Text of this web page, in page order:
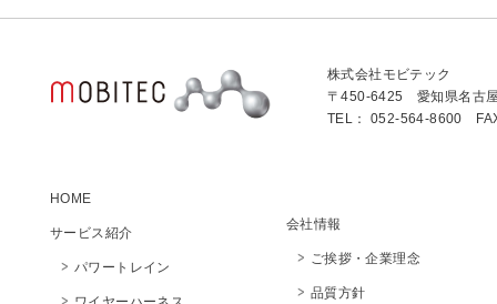
株式会社モビテック
〒450-6425 愛知県名古
TEL： 052-564-8600
HOME
サービス紹介
パワートレイン
会社情報
ご挨拶・企業理念
品質方針